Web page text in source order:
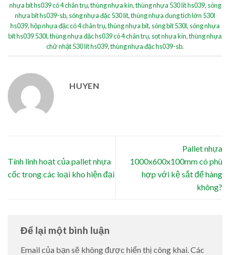
nhựa bít hs039 có 4 chân trụ,thùng nhựa kín,thùng nhựa 530 lít hs039, sóng
nhựa bít hs039-sb, sóng nhựa đặc 530 lít,thùng nhựa dung tích lớn 530l
hs039,hộp nhựa đặc có 4 chân trụ,thùng nhựa bít, sóng bít 530l, sóng nhựa
bít hs039 530l,thùng nhựa đặc hs039 có 4 chân trụ, sọt nhựa kín,thùng nhựa
chữ nhật 530 lít hs039,thùng nhựa đặc hs039-sb.
HUYEN
Tính linh hoạt của pallet nhựa
cốc trong các loại kho hiện đại
Pallet nhựa
1000x600x100mm có phù
hợp với kệ sắt để hàng
không?
Để lại một bình luận
Email của bạn sẽ không được hiển thị công khai.Các